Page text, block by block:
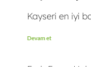
Kayseri en iyi
Devam et